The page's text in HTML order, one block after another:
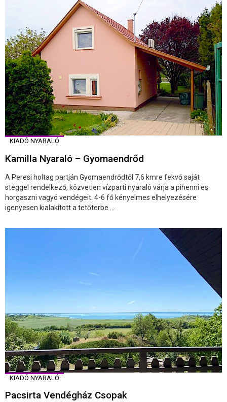
KIADÓ NYARALÓ
Kamilla Nyaraló – Gyomaendrőd
A Peresi holtag partján Gyomaendrődtől 7,6 kmre fekvő saját
steggel rendelkező, közvetlen vízparti nyaraló várja a pihenni es
horgaszni vagyó vendégeit. 4-6 fő kényelmes elhelyezésére
igenyesen kialakított a tetőterbe ...
KIADÓ NYARALÓ
Pacsirta Vendégház Csopak